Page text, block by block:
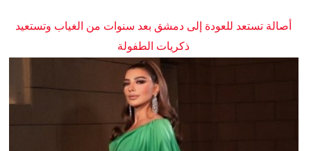
أصالة تستعد للعودة إلى دمشق بعد سنوات من الغياب وتستعيد
ذكريات الطفولة